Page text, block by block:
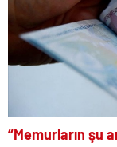
“Memurların şu